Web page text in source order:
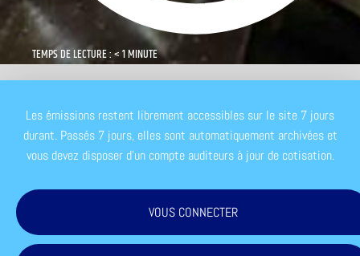
TEMPS DE LECTURE : < 1 MINUTE
Les émissions restent librement accessibles sur le site 7 jours
durant. Passés 7 jours, elles sont automatiquement archivées et
vous devez disposer d'un compte auditeurs à jour de cotisation.
VOUS CONNECTER